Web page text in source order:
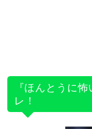
『ほんとうに
レ！